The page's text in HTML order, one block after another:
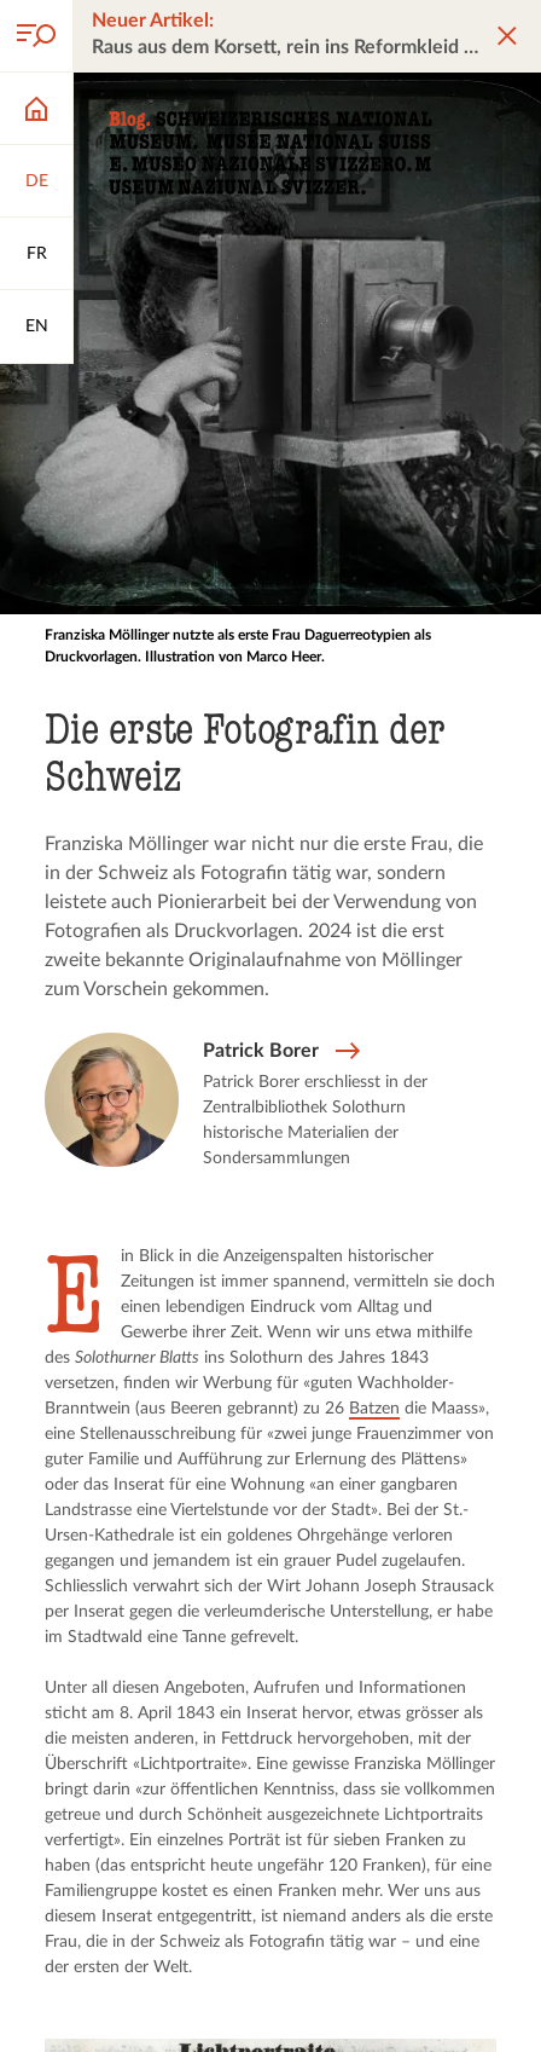
DE
FR
EN
Neuer Artikel:
Raus aus dem Korsett, rein ins Reformkleid
Franziska Möllinger nutzte als erste Frau Daguerreotypien als
Druckvorlagen. Illustration von Marco Heer.
Die erste Fotogra­fin der
Schweiz
Franziska Möllinger war nicht nur die erste Frau, die
in der Schweiz als Fotografin tätig war, sondern
leistete auch Pionierarbeit bei der Verwendung von
Fotografien als Druckvorlagen. 2024 ist die erst
zweite bekannte Originalaufnahme von Möllinger
zum Vorschein gekommen.
Patrick Borer
Patrick Borer erschliesst in der
Zentralbibliothek Solothurn
historische Materialien der
Sondersammlungen
E
in Blick in die Anzeigenspalten historischer
Zeitungen ist immer spannend, vermitteln sie doch
einen lebendigen Eindruck vom Alltag und
Gewerbe ihrer Zeit. Wenn wir uns etwa mithilfe
des Solothurner Blatts ins Solothurn des Jahres 1843
versetzen, finden wir Werbung für «guten Wachholder-
Branntwein (aus Beeren gebrannt) zu 26 Batzen die Maass»,
eine Stellenausschreibung für «zwei junge Frauenzimmer von
guter Familie und Aufführung zur Erlernung des Plättens»
oder das Inserat für eine Wohnung «an einer gangbaren
Landstrasse eine Viertelstunde vor der Stadt». Bei der St.-
Ursen-Kathedrale ist ein goldenes Ohrgehänge verloren
gegangen und jemandem ist ein grauer Pudel zugelaufen.
Schliesslich verwahrt sich der Wirt Johann Joseph Strausack
per Inserat gegen die verleumderische Unterstellung, er habe
im Stadtwald eine Tanne gefrevelt.
Unter all diesen Angeboten, Aufrufen und Informationen
sticht am 8. April 1843 ein Inserat hervor, etwas grösser als
die meisten anderen, in Fettdruck hervorgehoben, mit der
Überschrift «Lichtportraite». Eine gewisse Franziska Möllinger
bringt darin «zur öffentlichen Kenntniss, dass sie vollkommen
getreue und durch Schönheit ausgezeichnete Lichtportraits
verfertigt». Ein einzelnes Porträt ist für sieben Franken zu
haben (das entspricht heute ungefähr 120 Franken), für eine
Familiengruppe kostet es einen Franken mehr. Wer uns aus
diesem Inserat entgegentritt, ist niemand anders als die erste
Frau, die in der Schweiz als Fotografin tätig war – und eine
der ersten der Welt.